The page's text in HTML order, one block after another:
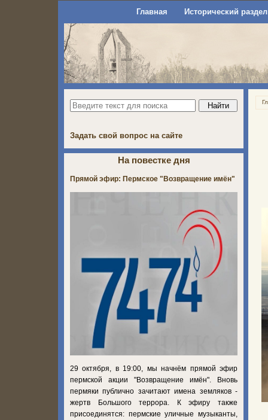
Главная Исторический раздел
Задать свой вопрос на сайте
На повестке дня
Прямой эфир: Пермское "Возвращение имён"
29 октября, в 19:00, мы начнём прямой эфир
пермской акции "Возвращение имён". Вновь
пермяки публично зачитают имена земляков -
жертв Большого террора. К эфиру также
присоединятся: пермские уличные музыканты,